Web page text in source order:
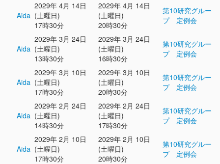
Aida
2029年 4月 14日
(土曜日)
17時30分
2029年 4月 14日
(土曜日)
20時30分
第10研究グルー
プ 定例会
Aida
2029年 3月 24日
(土曜日)
13時30分
2029年 3月 24日
(土曜日)
16時30分
第10研究グルー
プ 定例会
Aida
2029年 3月 10日
(土曜日)
17時30分
2029年 3月 10日
(土曜日)
20時30分
第10研究グルー
プ 定例会
Aida
2029年 2月 24日
(土曜日)
14時30分
2029年 2月 24日
(土曜日)
17時30分
第10研究グルー
プ 定例会
Aida
2029年 2月 10日
(土曜日)
17時30分
2029年 2月 10日
(土曜日)
20時30分
第10研究グルー
プ 定例会